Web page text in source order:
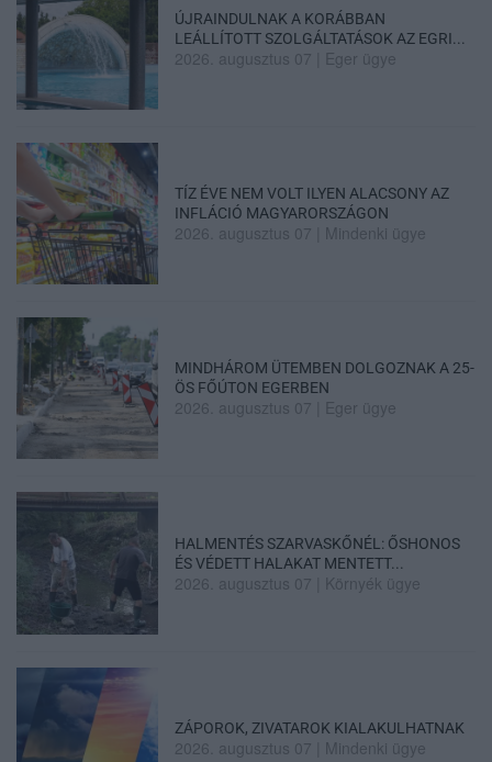
ÚJRAINDULNAK A KORÁBBAN
LEÁLLÍTOTT SZOLGÁLTATÁSOK AZ EGRI...
2026. augusztus 07 Eger ügye
TÍZ ÉVE NEM VOLT ILYEN ALACSONY AZ
INFLÁCIÓ MAGYARORSZÁGON
2026. augusztus 07 Mindenki ügye
MINDHÁROM ÜTEMBEN DOLGOZNAK A 25-
ÖS FŐÚTON EGERBEN
2026. augusztus 07 Eger ügye
HALMENTÉS SZARVASKŐNÉL: ŐSHONOS
ÉS VÉDETT HALAKAT MENTETT...
2026. augusztus 07 Környék ügye
ZÁPOROK, ZIVATAROK KIALAKULHATNAK
2026. augusztus 07 Mindenki ügye